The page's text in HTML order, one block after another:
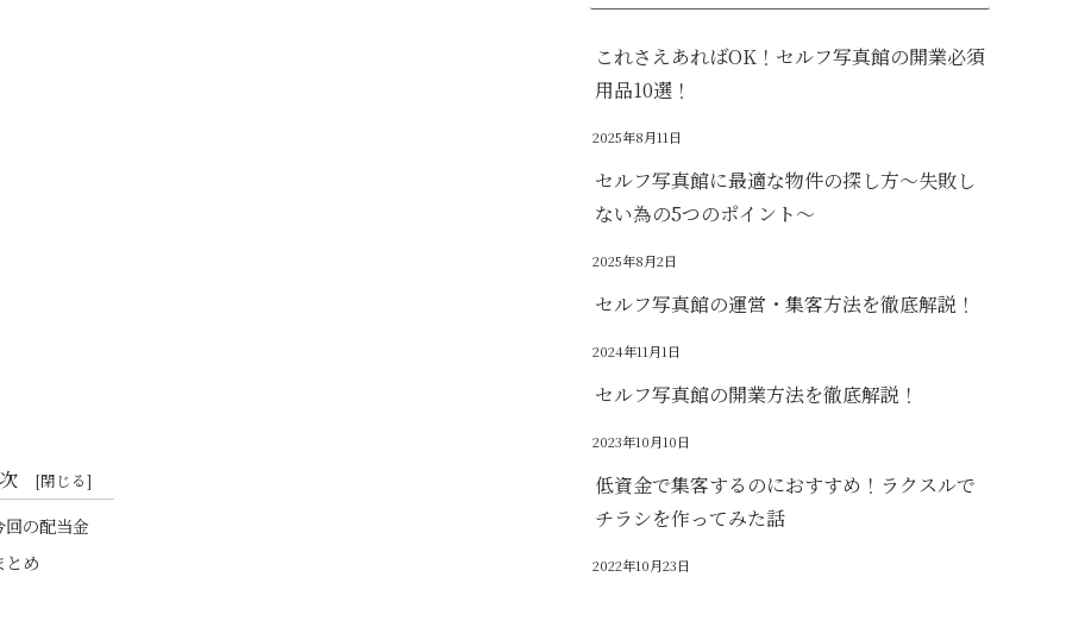
回の配当金
とめ
これさえあればOK！セルフ写真館の開業必須
用品10選！
2025年8月11日
セルフ写真館に最適な物件の探し方～失敗し
ない為の5つのポイント～
2025年8月2日
セルフ写真館の運営・集客方法を徹底解説！
2024年11月1日
セルフ写真館の開業方法を徹底解説！
2023年10月10日
低資金で集客するのにおすすめ！ラクスルで
チラシを作ってみた話
2022年10月23日